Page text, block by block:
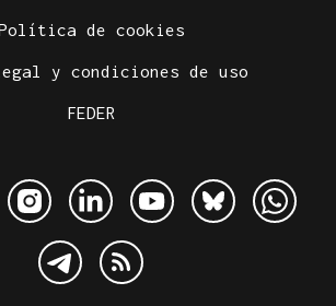
de cookies
y condiciones de uso
FEDER